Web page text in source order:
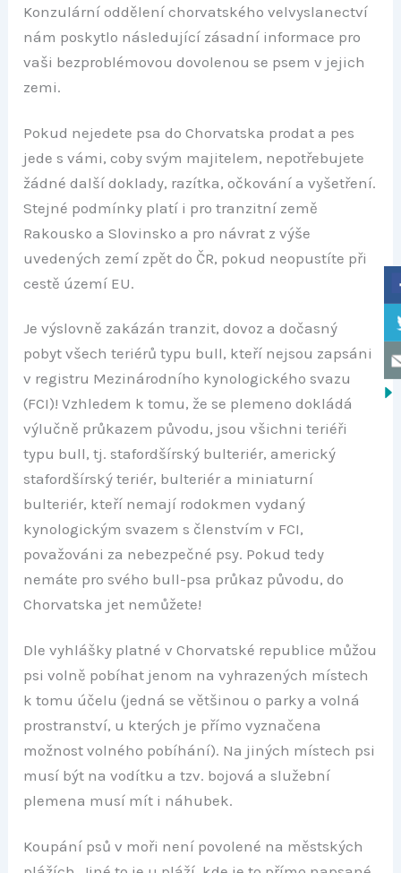
Konzulární oddělení chorvatského velvyslanectví
nám poskytlo následující zásadní informace pro
vaši bezproblémovou dovolenou se psem v jejich
zemi.
Pokud nejedete psa do Chorvatska prodat a pes
jede s vámi, coby svým majitelem, nepotřebujete
žádné další doklady, razítka, očkování a vyšetření.
Stejné podmínky platí i pro tranzitní země
Rakousko a Slovinsko a pro návrat z výše
uvedených zemí zpět do ČR, pokud neopustíte při
cestě území EU.
Je výslovně zakázán tranzit, dovoz a dočasný
pobyt všech teriérů typu bull, kteří nejsou zapsáni
v registru Mezinárodního kynologického svazu
(FCI)! Vzhledem k tomu, že se plemeno dokládá
výlučně průkazem původu, jsou všichni teriéři
typu bull, tj. stafordšírský bulteriér, americký
stafordšírský teriér, bulteriér a miniaturní
bulteriér, kteří nemají rodokmen vydaný
kynologickým svazem s členstvím v FCI,
považováni za nebezpečné psy. Pokud tedy
nemáte pro svého bull-psa průkaz původu, do
Chorvatska jet nemůžete!
Dle vyhlášky platné v Chorvatské republice můžou
psi volně pobíhat jenom na vyhrazených místech
k tomu účelu (jedná se většinou o parky a volná
prostranství, u kterých je přímo vyznačena
možnost volného pobíhání). Na jiných místech psi
musí být na vodítku a tzv. bojová a služební
plemena musí mít i náhubek.
Koupání psů v moři není povolené na městských